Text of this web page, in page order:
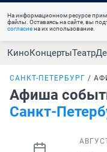
На информационном ресурсе
файлы. Оставаясь на сайте, вы
согласиена их использование.
КиноКонцертыТеатр
САНКТ-ПЕТЕРБУРГ
Афиша
Санкт-